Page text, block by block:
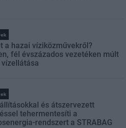
a hazai víziközművekről?
fél évszázados vezetéken múlt
vízellátása
és átszervezett
tehermentesíti a
rendszert a STRABAG